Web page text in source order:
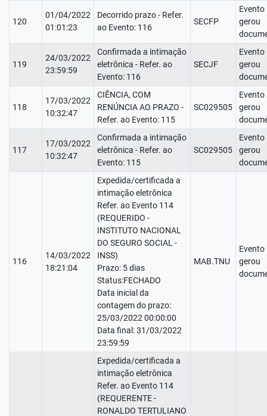
120
01/04/2022
01:01:23
Decorrido prazo - Refer.
ao Evento: 116
SECFP
Evento
gerou
119
24/03/2022
23:59:59
Confirmada a intimação
eletrônica - Refer. ao
Evento: 116
SECJF
Evento
gerou
118
17/03/2022
10:32:47
CIÊNCIA, COM
RENÚNCIA AO PRAZO -
Refer. ao Evento: 115
SC029505
Evento
gerou
117
17/03/2022
10:32:47
Confirmada a intimação
eletrônica - Refer. ao
Evento: 115
SC029505
Evento
gerou
116
14/03/2022
18:21:04
Expedida/certificada a
intimação eletrônica
Refer. ao Evento 114
(REQUERIDO -
INSTITUTO NACIONAL
DO SEGURO SOCIAL -
INSS)
Prazo: 5 dias
Status:FECHADO
Data inicial da
contagem do prazo:
25/03/2022 00:00:00
Data final: 31/03/2022
23:59:59
MAB.TNU
Evento
gerou
Expedida/certificada a
intimação eletrônica
Refer. ao Evento 114
(REQUERENTE -
RONALDO TERTULIANO